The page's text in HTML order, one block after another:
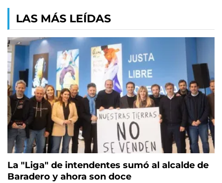
LAS MÁS LEÍDAS
La "Liga" de intendentes sumó al alcalde de
Baradero y ahora son doce